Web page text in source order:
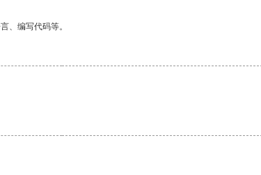
、编写代码等。